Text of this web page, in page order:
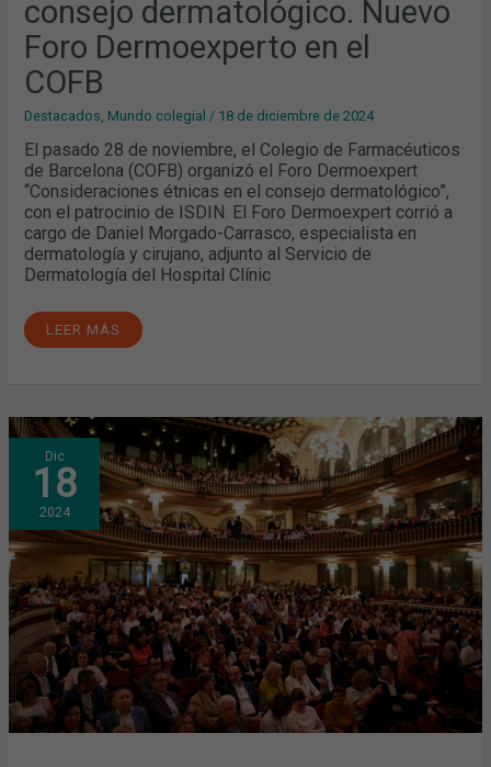
consejo dermatológico. Nuevo
Foro Dermoexperto en el
COFB
Destacados Mundo colegial / 18 de diciembre de 2024
El pasado 28 de noviembre, el Colegio de Farmacéuticos
de Barcelona (COFB) organizó el Foro Dermoexpert
“Consideraciones étnicas en el consejo dermatológico”,
con el patrocinio de ISDIN. El Foro Dermoexpert corrió a
cargo de Daniel Morgado-Carrasco, especialista en
dermatología y cirujano, adjunto al Servicio de
Dermatología del Hospital Clínic
LEER MÁS
Dic
18
2024
"LA
FARMACIA
SE
HA
CONVERTIDO
EN
UN
ESPACIO
DE
SALUD".
LA
VISIÓN
DE
LOS
FARMACÉUTICOS
HOMENAJEADOS
EN
LA
DIADA
DE
2024